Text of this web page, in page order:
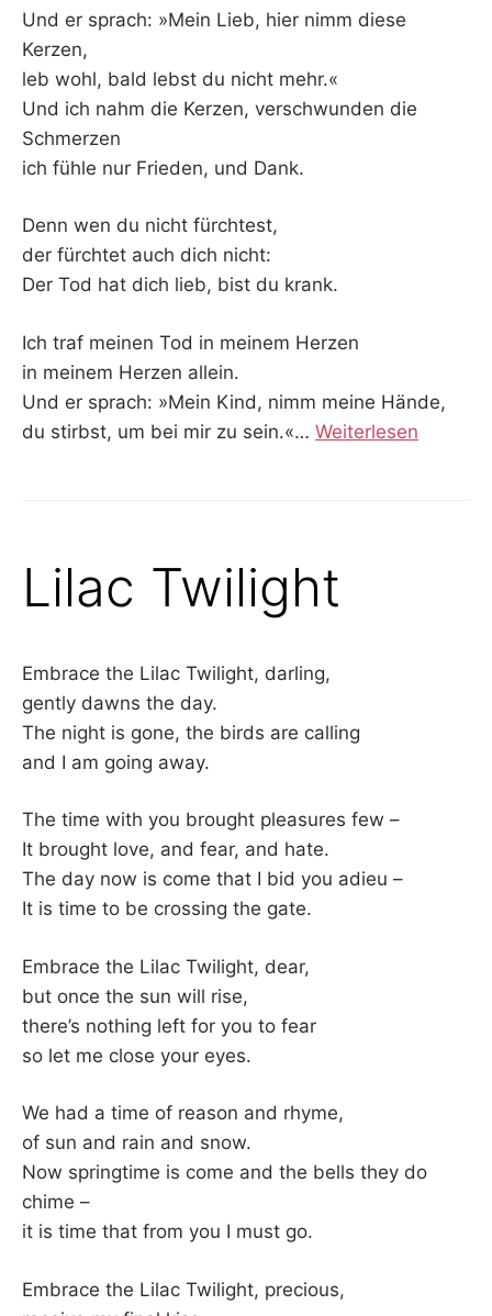
Und er sprach: »Mein Lieb, hier nimm diese
Kerzen,
leb wohl, bald lebst du nicht mehr.«
Und ich nahm die Kerzen, verschwunden die
Schmerzen
ich fühle nur Frieden, und Dank.
Denn wen du nicht fürchtest,
der fürchtet auch dich nicht:
Der Tod hat dich lieb, bist du krank.
Ich traf meinen Tod in meinem Herzen
in meinem Herzen allein.
Und er sprach: »Mein Kind, nimm meine Hände,
du stirbst, um bei mir zu sein.«… Weiterlesen
Lilac Twilight
Embrace the Lilac Twilight, darling,
gently dawns the day.
The night is gone, the birds are calling
and I am going away.
The time with you brought pleasures few –
It brought love, and fear, and hate.
The day now is come that I bid you adieu –
It is time to be crossing the gate.
Embrace the Lilac Twilight, dear,
but once the sun will rise,
there’s nothing left for you to fear
so let me close your eyes.
We had a time of reason and rhyme,
of sun and rain and snow.
Now springtime is come and the bells they do
chime –
it is time that from you I must go.
Embrace the Lilac Twilight, precious,